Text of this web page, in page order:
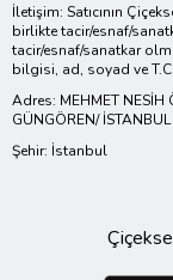
İletişim: Satıcının
birlikte tacir/esnaf/
tacir/esnaf/sanatkar
bilgisi, ad, soyad ve
Adres: MEHMET NESİH
GÜNGÖREN/
Şehir: İstanbul